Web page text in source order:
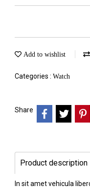
Add to wishlist
Categories : Watch
Share
Product description
In sit amet vehicula